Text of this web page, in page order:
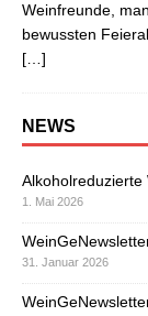
Weinfreunde,
bewussten
[…]
NEWS
Alkoholreduzierte
1. Mai 2026
31. Januar 2026